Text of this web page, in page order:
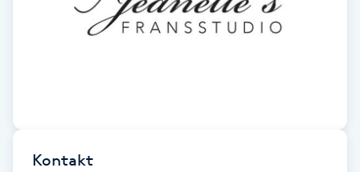
Funktionsanalys
G
Gel naglar
Kontakt